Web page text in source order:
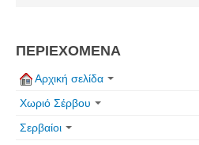
Πανοραμικές φωτογραφίες
Σύνδεσμοι
ΠΕΡΙΕΧΟΜΕΝΑ
Αρχική σελίδα
Χωριό Σέρβου
Σερβαίοι